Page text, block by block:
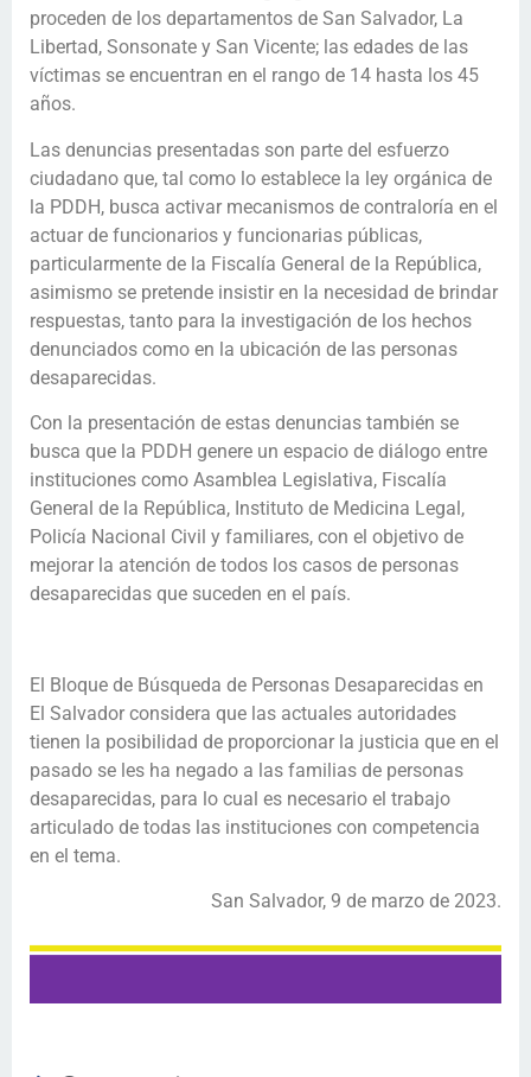
proceden de los departamentos de San Salvador, La
Libertad, Sonsonate y San Vicente; las edades de las
víctimas se encuentran en el rango de 14 hasta los 45
años.
Las denuncias presentadas son parte del esfuerzo
ciudadano que, tal como lo establece la ley orgánica de
la PDDH, busca activar mecanismos de contraloría en el
actuar de funcionarios y funcionarias públicas,
particularmente de la Fiscalía General de la República,
asimismo se pretende insistir en la necesidad de brindar
respuestas, tanto para la investigación de los hechos
denunciados como en la ubicación de las personas
desaparecidas.
Con la presentación de estas denuncias también se
busca que la PDDH genere un espacio de diálogo entre
instituciones como Asamblea Legislativa, Fiscalía
General de la República, Instituto de Medicina Legal,
Policía Nacional Civil y familiares, con el objetivo de
mejorar la atención de todos los casos de personas
desaparecidas que suceden en el país.
El Bloque de Búsqueda de Personas Desaparecidas en
El Salvador considera que las actuales autoridades
tienen la posibilidad de proporcionar la justicia que en el
pasado se les ha negado a las familias de personas
desaparecidas, para lo cual es necesario el trabajo
articulado de todas las instituciones con competencia
en el tema.
San Salvador, 9 de marzo de 2023.